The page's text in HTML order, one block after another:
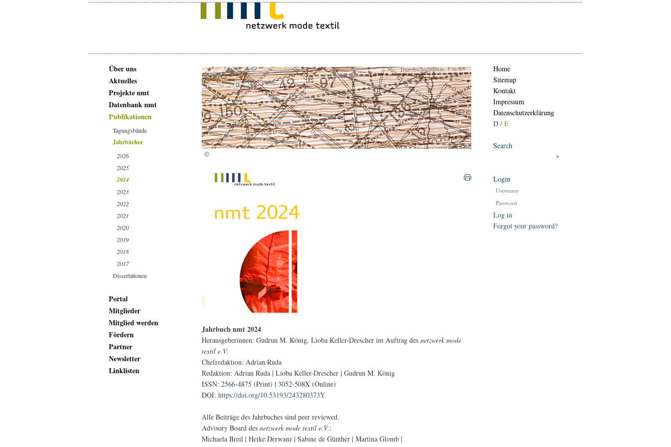
©
Jahrbuch nmt 2024
Herausgeberinnen: Gudrun M. König, Lioba Keller-Drescher im Auftrag desnetzwerk mode
textil e.V.
Chefredaktion: Adrian Ruda
Redaktion: Adrian Ruda | Lioba Keller-Drescher | Gudrun M. König
ISSN: 2566-4875 (Print) | 3052-508X (Online)
DOI:https://doi.org/10.53193/243280373Y
Alle Beiträge des Jahrbuches sind peer reviewed.
Advisory Board desnetzwerk mode textil e.V.:
Michaela Breil | Heike Derwanz | Sabine de Günther | Martina Glomb |
Über uns
Aktuelles
Projekte nmt
Datenbank nmt
Publikationen
Tagungsbände
Jahrbücher
2026
2025
2024
2023
2022
2021
2020
2019
2018
2017
Dissertationen
Portal
Mitglieder
Mitglied werden
Fördern
Partner
Newsletter
Linklisten
Home
Sitemap
Kontakt
Impressum
Datenschutzerklärung
D / E
Search
Login
Log in
Forgot your password?